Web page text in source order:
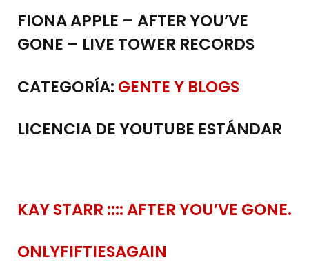
FIONA APPLE – AFTER YOU’VE
GONE – LIVE TOWER RECORDS
CATEGORÍA: GENTE Y BLOGS
LICENCIA DE YOUTUBE ESTÁNDAR
KAY STARR :::: AFTER YOU’VE GONE.
ONLYFIFTIESAGAIN